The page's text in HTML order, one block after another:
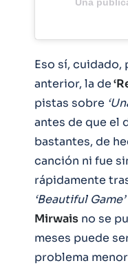
Eso sí, cuidado,
anterior, la de
pistas sobre
antes de que el
bastantes, de
canción ni fue
rápidamente
‘Beautiful Game’
Mirwais no se
meses puede
problema